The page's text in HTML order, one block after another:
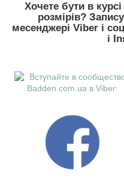
Хочете бути в
розмірів?
месенджері Viber і
і